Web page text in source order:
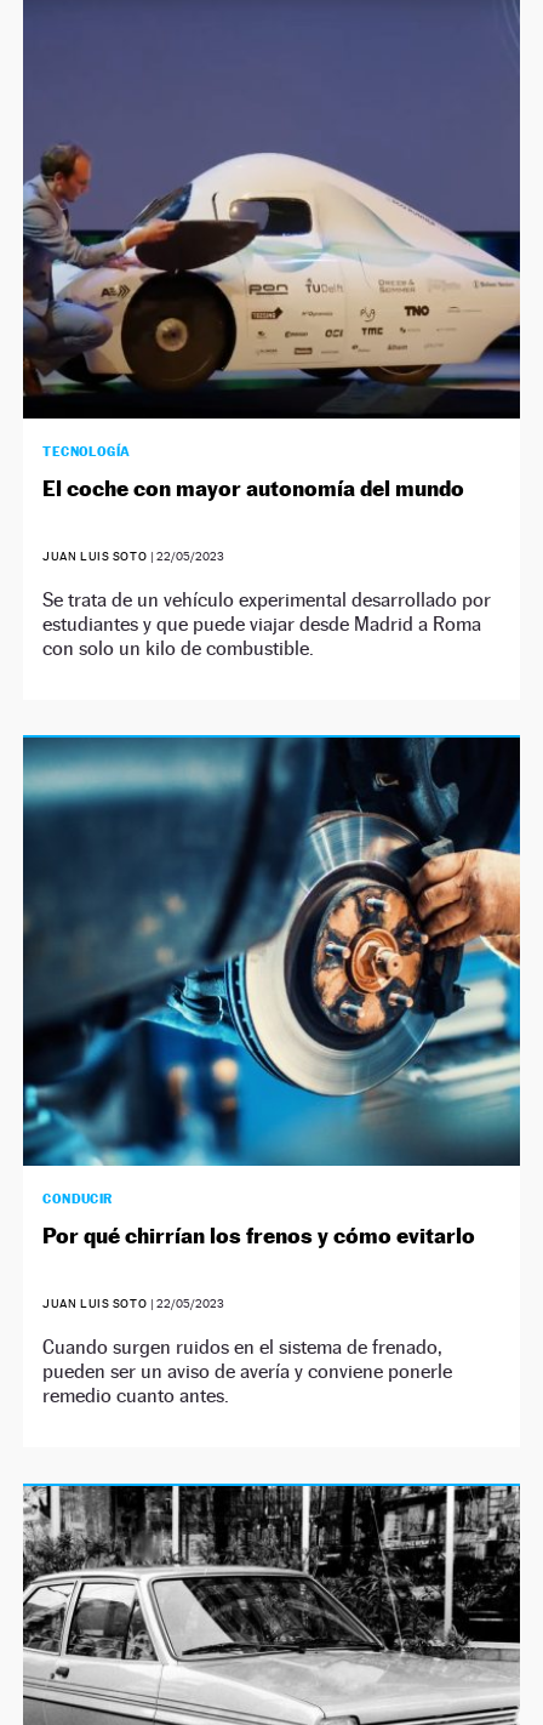
TECNOLOGÍA
El coche con mayor autonomía del mundo
JUAN LUIS SOTO | 22/05/2023
Se trata de un vehículo experimental desarrollado por
estudiantes y que puede viajar desde Madrid a Roma
con solo un kilo de combustible.
CONDUCIR
Por qué chirrían los frenos y cómo evitarlo
JUAN LUIS SOTO | 22/05/2023
Cuando surgen ruidos en el sistema de frenado,
pueden ser un aviso de avería y conviene ponerle
remedio cuanto antes.